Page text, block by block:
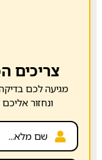
צריכים
מגיעה לכם
ונחזור